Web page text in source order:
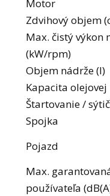
Motor
Zdvihový objem
Max. čistý výkon
(kW/rpm)
Objem nádrže (l)
Kapacita
Štartovanie / sýtič
Spojka
Pojazd
Max.
používateľa